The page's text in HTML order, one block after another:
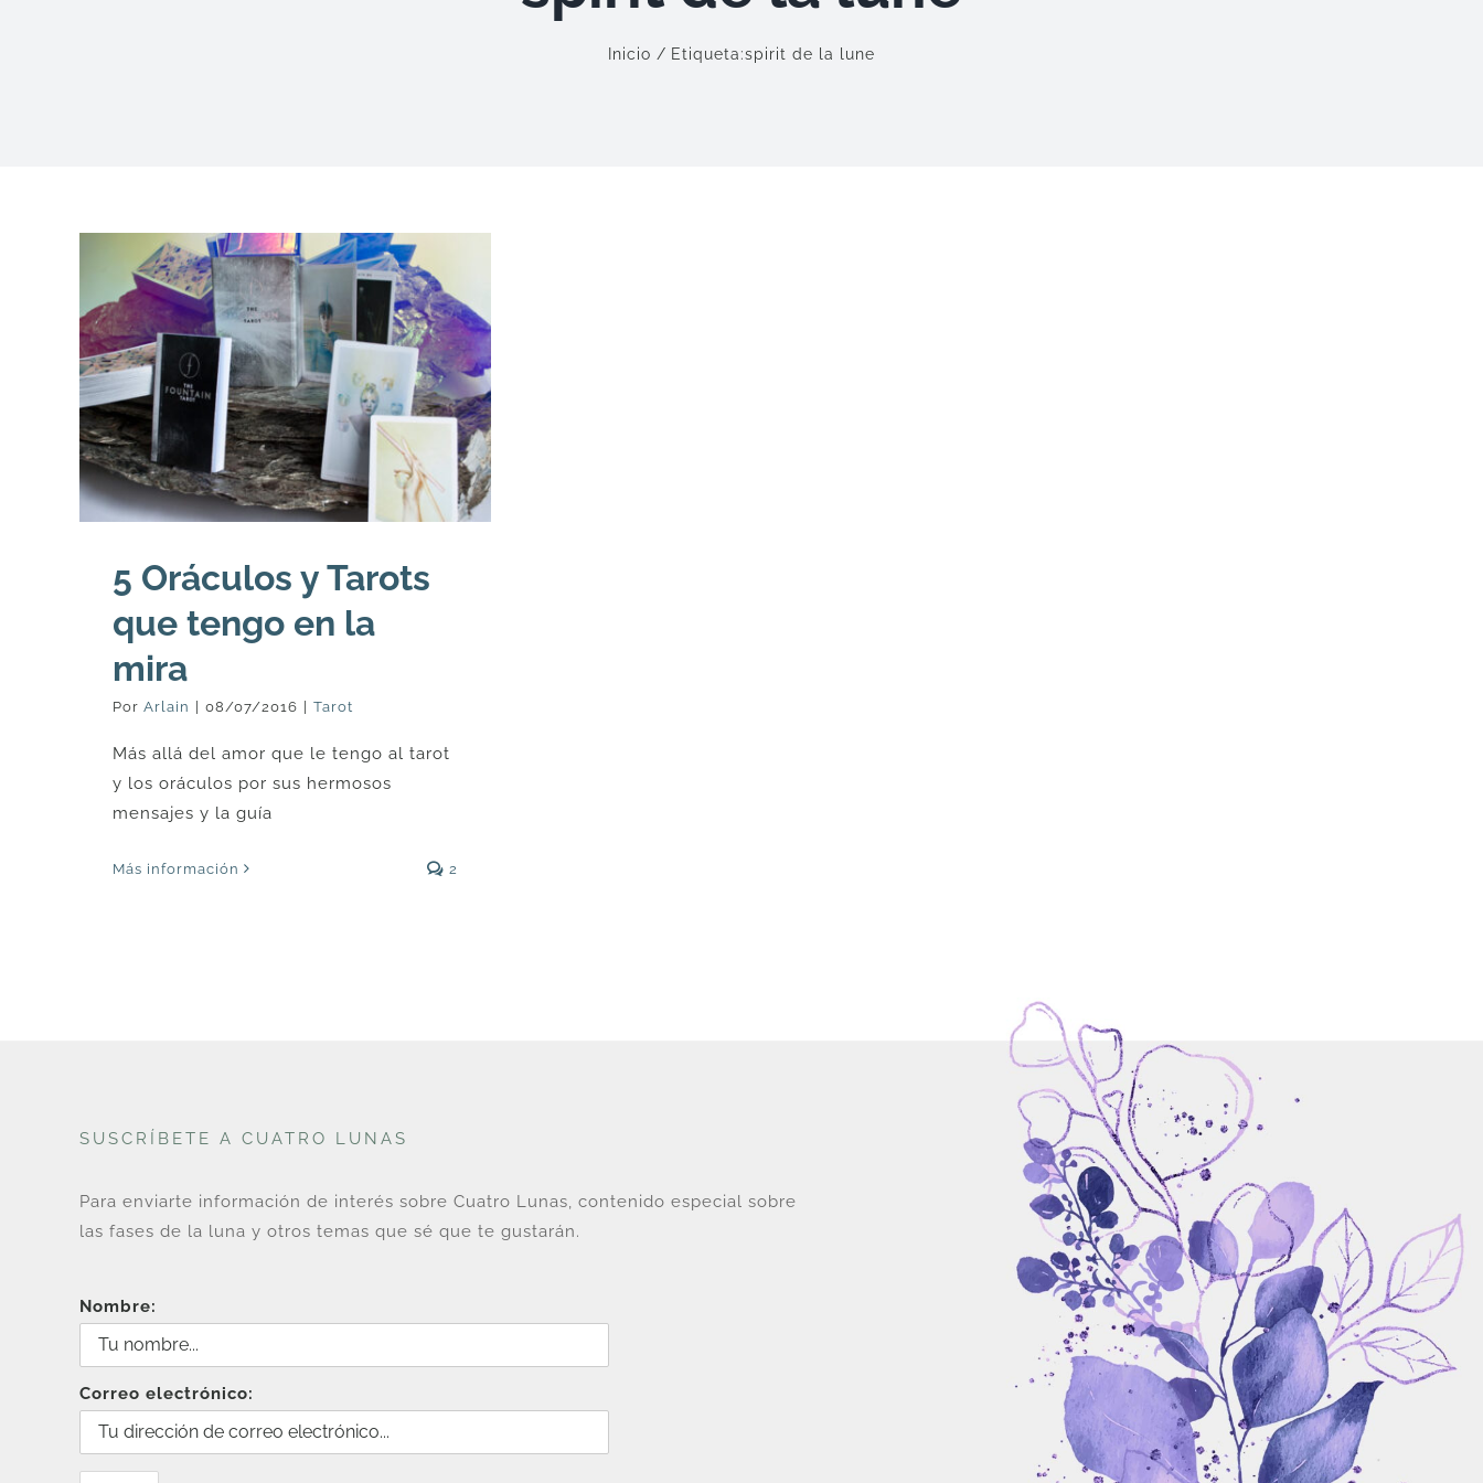
Inicio Etiqueta:spirit de la lune
5 Oráculos y Tarots
que tengo en la
mira
Por Arlain | 08/07/2016 | Tarot
Más allá del amor que le tengo al tarot
y los oráculos por sus hermosos
mensajes y la guía
Más información 2
SUSCRÍBETE A CUATRO LUNAS
Para enviarte información de interés sobre Cuatro Lunas, contenido especial sobre
las fases de la luna y otros temas que sé que te gustarán.
Nombre:
Correo electrónico: